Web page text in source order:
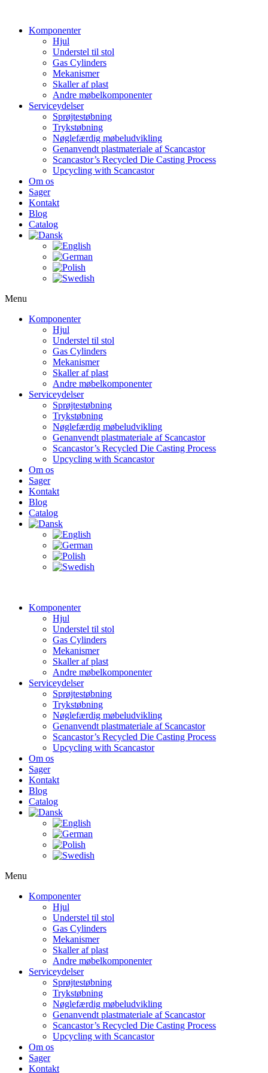
indholdKomponenter
Hjul
Understel til stol
Gas Cylinders
Mekanismer
Skaller af plast
Andre møbelkomponenter
Serviceydelser
Sprøjtestøbning
Trykstøbning
Nøglefærdig møbeludvikling
Genanvendt plastmateriale af Scancastor
Scancastor’s Recycled Die Casting Process
Upcycling with Scancastor
Om os
Sager
Kontakt
Blog
Catalog
Menu
Komponenter
Hjul
Understel til stol
Gas Cylinders
Mekanismer
Skaller af plast
Andre møbelkomponenter
Serviceydelser
Sprøjtestøbning
Trykstøbning
Nøglefærdig møbeludvikling
Genanvendt plastmateriale af Scancastor
Scancastor’s Recycled Die Casting Process
Upcycling with Scancastor
Om os
Sager
Kontakt
Blog
Catalog
Komponenter
Hjul
Understel til stol
Gas Cylinders
Mekanismer
Skaller af plast
Andre møbelkomponenter
Serviceydelser
Sprøjtestøbning
Trykstøbning
Nøglefærdig møbeludvikling
Genanvendt plastmateriale af Scancastor
Scancastor’s Recycled Die Casting Process
Upcycling with Scancastor
Om os
Sager
Kontakt
Blog
Catalog
Menu
Komponenter
Hjul
Understel til stol
Gas Cylinders
Mekanismer
Skaller af plast
Andre møbelkomponenter
Serviceydelser
Sprøjtestøbning
Trykstøbning
Nøglefærdig møbeludvikling
Genanvendt plastmateriale af Scancastor
Scancastor’s Recycled Die Casting Process
Upcycling with Scancastor
Om os
Sager
Kontakt